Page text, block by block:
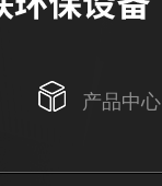
产品中心